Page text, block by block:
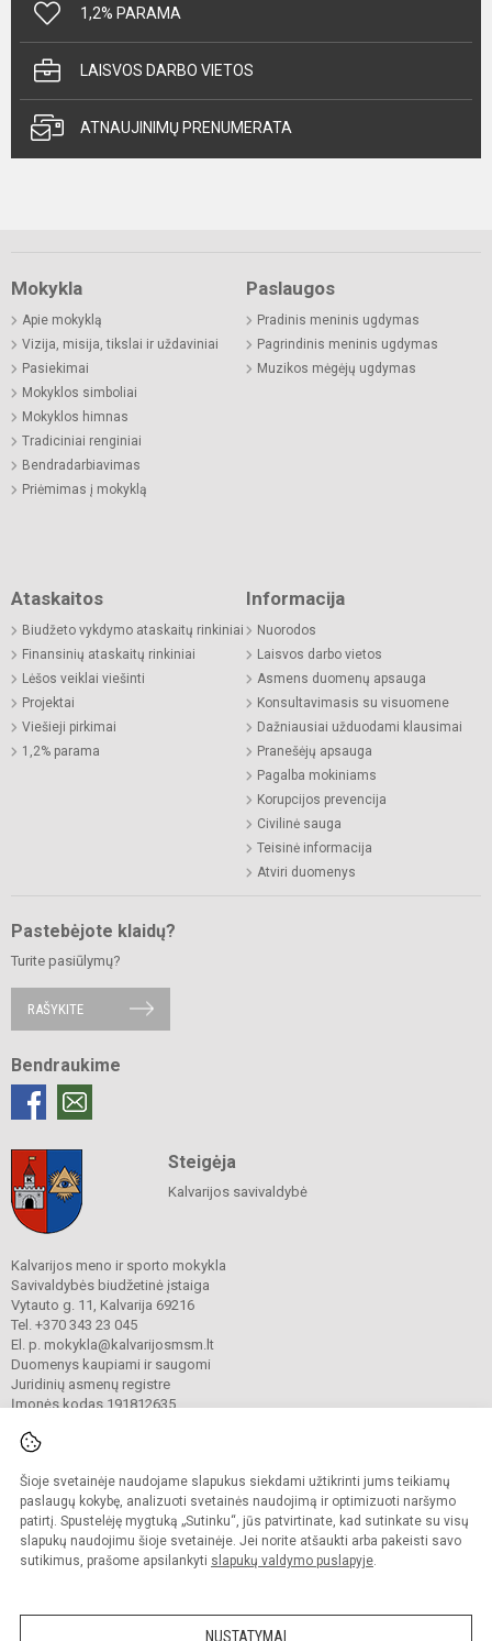
Šioje svetainėje naudojame slapukus siekdami užtikrinti jums teikiamų
paslaugų kokybę, analizuoti svetainės naudojimą ir optimizuoti naršymo
patirtį. Spustelėję mygtuką „Sutinku“, jūs patvirtinate, kad sutinkate su visų
slapukų naudojimu šioje svetainėje. Jei norite atšaukti arba pakeisti savo
sutikimus, prašome apsilankyti slapukų valdymo puslapyje.
NUSTATYMAI
1,2% PARAMA
LAISVOS DARBO VIETOS
ATNAUJINIMŲ PRENUMERATA
Mokykla
Apie mokyklą
Vizija, misija, tikslai ir uždaviniai
Pasiekimai
Mokyklos simboliai
Mokyklos himnas
Tradiciniai renginiai
Bendradarbiavimas
Priėmimas į mokyklą
Paslaugos
Pradinis meninis ugdymas
Pagrindinis meninis ugdymas
Muzikos mėgėjų ugdymas
Ataskaitos
Biudžeto vykdymo ataskaitų rinkiniai
Finansinių ataskaitų rinkiniai
Lėšos veiklai viešinti
Projektai
Viešieji pirkimai
1,2% parama
Informacija
Nuorodos
Laisvos darbo vietos
Asmens duomenų apsauga
Konsultavimasis su visuomene
Dažniausiai užduodami klausimai
Pranešėjų apsauga
Pagalba mokiniams
Korupcijos prevencija
Civilinė sauga
Teisinė informacija
Atviri duomenys
Pastebėjote klaidų?
Turite pasiūlymų?
RAŠYKITE
Bendraukime
Steigėja
Kalvarijos savivaldybė
Kalvarijos meno ir sporto mokykla
Savivaldybės biudžetinė įstaiga
Vytauto g. 11, Kalvarija 69216
Tel. +370 343 23 045
El. p. mokykla@kalvarijosmsm.lt
Duomenys kaupiami ir saugomi
Juridinių asmenų registre
Įmonės kodas 191812635
© 2023. Kalvarijos meno ir sporto mokykla. Visos teisės saugomos.
Kopijuoti turinį be raštiško įstaigos administracijos sutikimo griežtai draudžiama.
Prieinamumo paraiška Slapukų valdymas
Sumanus būdas atnaujinti